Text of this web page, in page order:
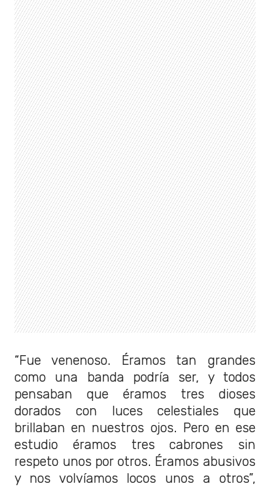
“Fue venenoso. Éramos tan grandes
como una banda podría ser, y todos
pensaban que éramos tres dioses
dorados con luces celestiales que
brillaban en nuestros ojos. Pero en ese
estudio éramos tres cabrones sin
respeto unos por otros. Éramos abusivos
y nos volvíamos locos unos a otros”,